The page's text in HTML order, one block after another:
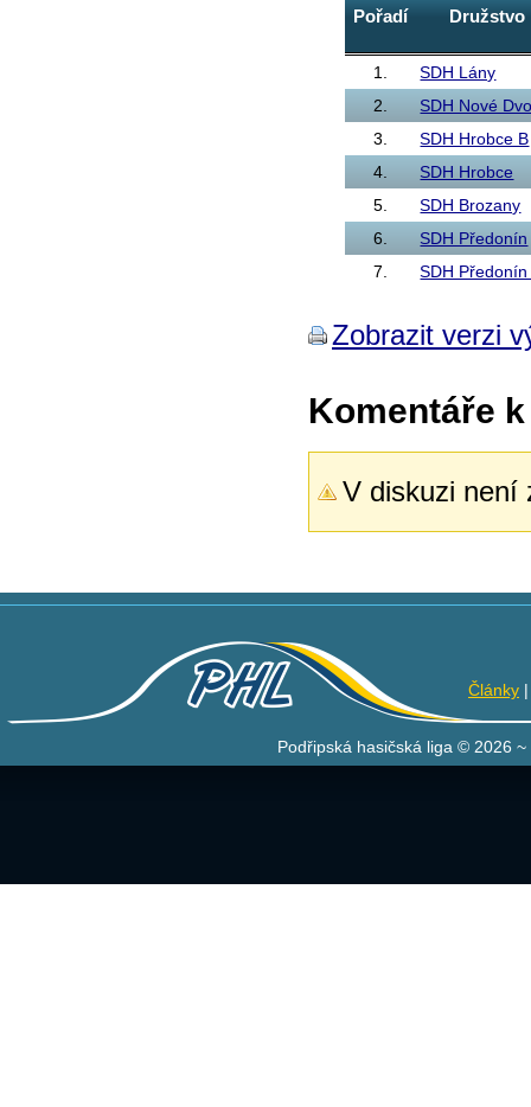
Pořadí Družstvo
1.
SDH Lány
2.
SDH Nové
3.
SDH Hrobce B
4.
SDH Hrobce
5.
SDH Brozany
6.
SDH Předonín
7.
SDH Předonín
Zobrazit verzi
Komentáře
V diskuzi není
Články
Podřipská hasičská liga © 2026